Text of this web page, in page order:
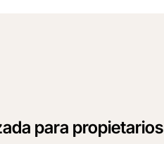
para propietarios